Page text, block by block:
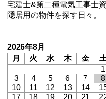
宅建士&第二種電気工事士資
隠居用の物件を探す日々。
2026年8月
月
火 水 木 金 土
1
3
4 5 6 7 8
10
11 12 13 14
17
18 19 20 21